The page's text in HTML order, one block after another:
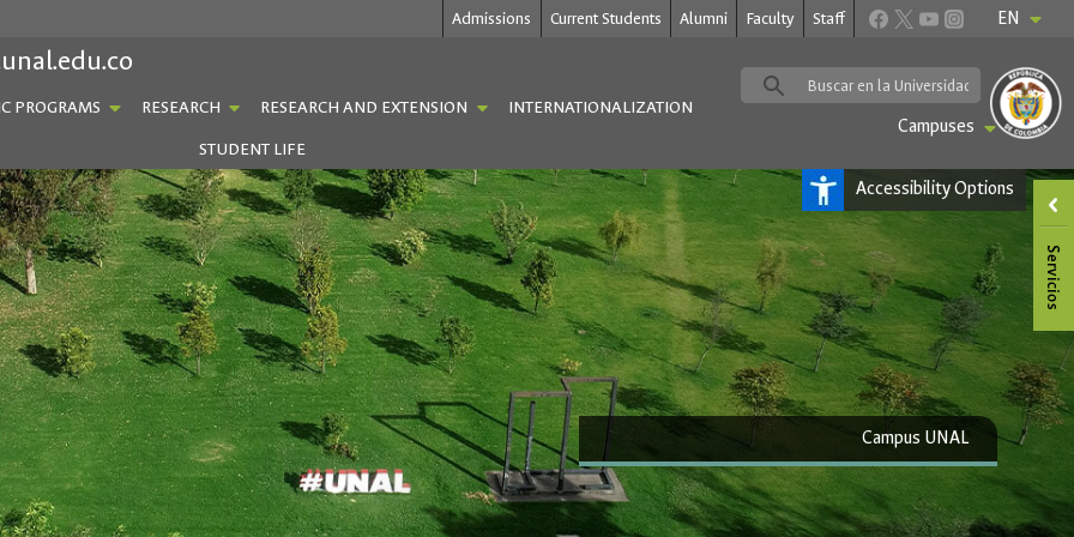
Admissions Current Students Alumni Faculty Staff EN
PROGRAMS RESEARCH RESEARCH AND EXTENSION
INTERNATIONALIZATION
STUDENT LIFE
Campuses
Accessibility Options
Campus UNAL